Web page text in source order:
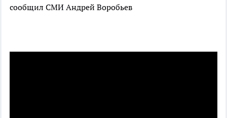
сообщил СМИ Андрей Воробьев